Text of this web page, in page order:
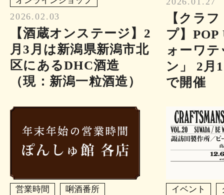
2026.02.03
【酒蔵オンステージ】2
月3月は新潟県新潟市北
区にあるDHC酒造
（現：新潟一粒酒造）
【クラ
プ】POP
ォーワ
ン」 2月
で開催
営業時間
唎酒番所
イベント